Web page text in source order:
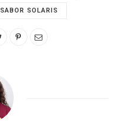
SABOR SOLARIS